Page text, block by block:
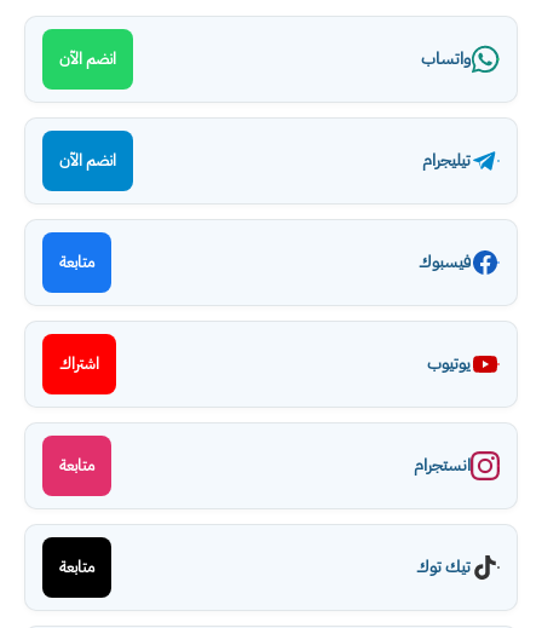
واتساب انضم الآن
تيليجرام انضم الآن
فيسبوك متابعة
يوتيوب اشتراك
انستجرام متابعة
تيك توك متابعة